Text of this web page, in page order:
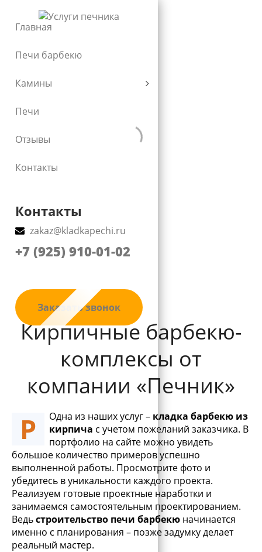
Главная
Печи барбекю
Камины
Печи
Отзывы
Контакты
Контакты
zakaz@kladkapechi.ru
+7 (925) 910-01-02
Заказать звонок
Строительство печи
Кирпичные барбекю-
комплексы от
компании «Печник»
Р Одна из наших услуг – кладка барбекю из
кирпича с учетом пожеланий заказчика. В
портфолио на сайте можно увидеть
большое количество примеров успешно
выполненной работы. Просмотрите фото и
убедитесь в уникальности каждого проекта.
Реализуем готовые проектные наработки и
занимаемся самостоятельным проектированием.
Ведьстроительство печи барбекю начинается
именно с планирования – позже задумку делает
реальный мастер.